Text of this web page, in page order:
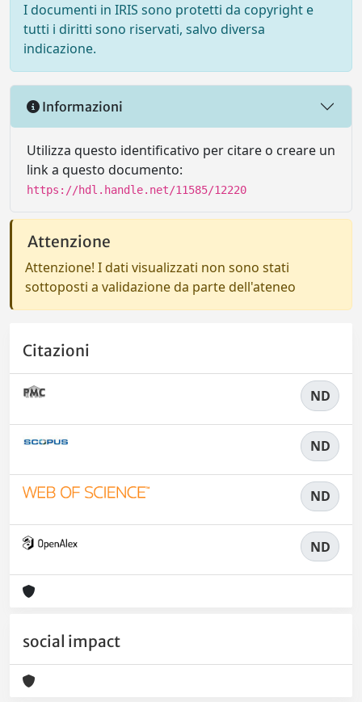
I documenti in IRIS sono protetti da copyright e
tutti i diritti sono riservati, salvo diversa
indicazione.
Informazioni
Utilizza questo identificativo per citare o creare un
link a questo documento:
https://hdl.handle.net/11585/12220
Attenzione
Attenzione! I dati visualizzati non sono stati
sottoposti a validazione da parte dell'ateneo
Citazioni
ND
ND
ND
ND
social impact